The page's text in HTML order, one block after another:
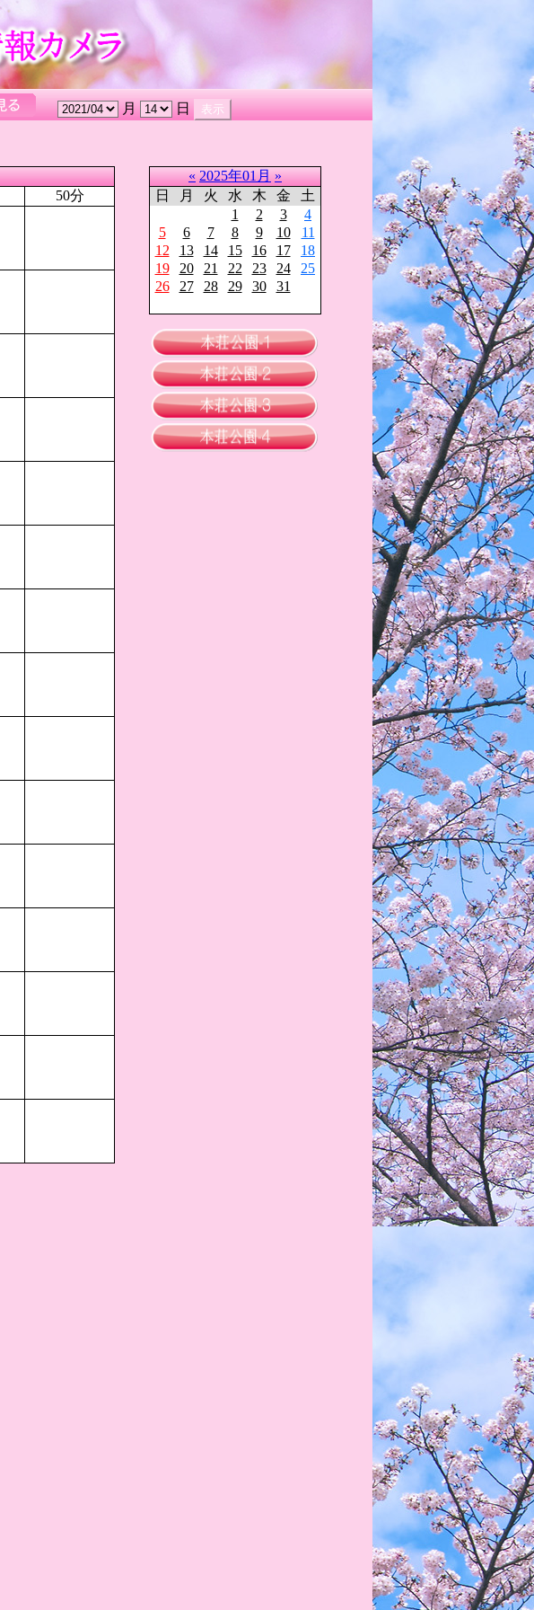
月 日
50分
« 2025年01月 »
日
月 火 水 木 金
土
1
2 3
4
5
6 7 8 9 10
11
12
13 14 15 16 17
18
19
20 21 22 23 24
25
26
27 28 29 30 31